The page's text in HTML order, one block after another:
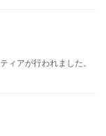
ィアが行われました。